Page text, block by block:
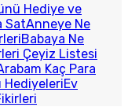
Hediye ve
SatAnneye Ne
Babaya Ne
Çeyiz Listesi
Kaç Para
HediyeleriEv